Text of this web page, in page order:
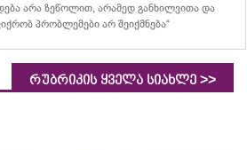
არა ზეწოლით, არამედ განხილვითა და
პრობლემები არ შეიქმნება“
რუბრიკის ყველა სიახლე >>